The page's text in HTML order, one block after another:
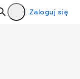
Zaloguj się